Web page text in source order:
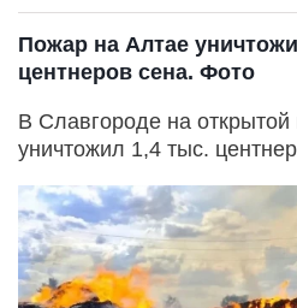
Пожар на Алтае
центнеров сена. Фото
В Славгороде на
уничтожил 1,4 тыс.